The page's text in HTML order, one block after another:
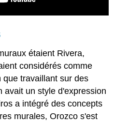
étaient Rivera,
considérés comme
travaillant sur des
avait un style d'expression
a intégré des concepts
murales, Orozco s'est